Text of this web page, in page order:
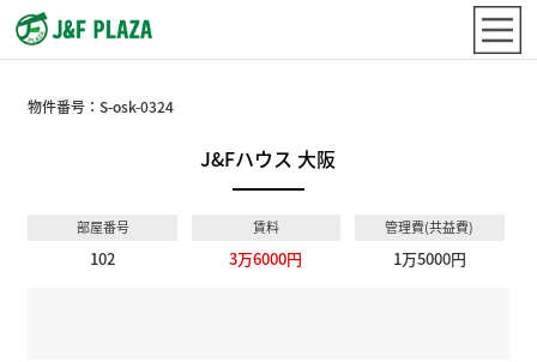
物件番号：S-osk-0324
J&Fハウス 大阪
部屋番号
102
賃料
3万6000円
管理費(共益費)
1万5000円